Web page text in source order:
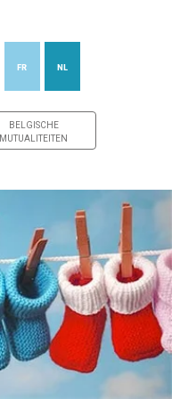
FR NL
BELGISCHE
MUTUALITEITEN